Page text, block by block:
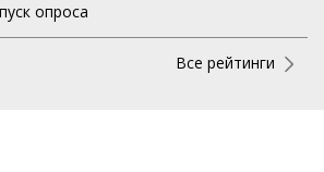
опроса
Все рейтинги